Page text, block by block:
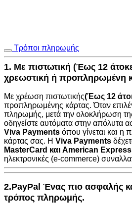
Τρόποι πληρωμής
1. Με πιστωτική (Έως 12
χρεωστική ή προπληρωμένη
Με χρέωση πιστωτικής(Έως 12
προπληρωμένης κάρτας. Όταν
πληρωμής, μετά την ολοκλήρωση
οδηγείστε αυτόματα στην απόλυτα
Viva Payments όπου γίνεται και η
κάρτας σας. Η Viva Payments
MasterCard και American Express
ηλεκτρονικές (e-commerce)
2.PayPal Ένας πιο ασφαλής
τρόπος πληρωμής.